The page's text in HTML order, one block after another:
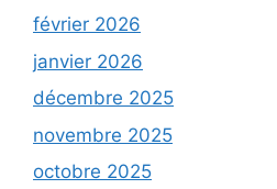
février 2026
janvier 2026
décembre 2025
novembre 2025
octobre 2025